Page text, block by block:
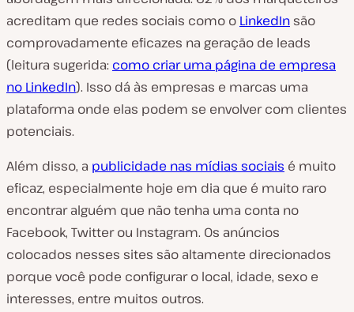
acreditam que redes sociais como o LinkedIn são
comprovadamente eficazes na geração de leads
(leitura sugerida: como criar uma página de empresa
no LinkedIn). Isso dá às empresas e marcas uma
plataforma onde elas podem se envolver com clientes
potenciais.
Além disso, a publicidade nas mídias sociais é muito
eficaz, especialmente hoje em dia que é muito raro
encontrar alguém que não tenha uma conta no
Facebook, Twitter ou Instagram. Os anúncios
colocados nesses sites são altamente direcionados
porque você pode configurar o local, idade, sexo e
interesses, entre muitos outros.